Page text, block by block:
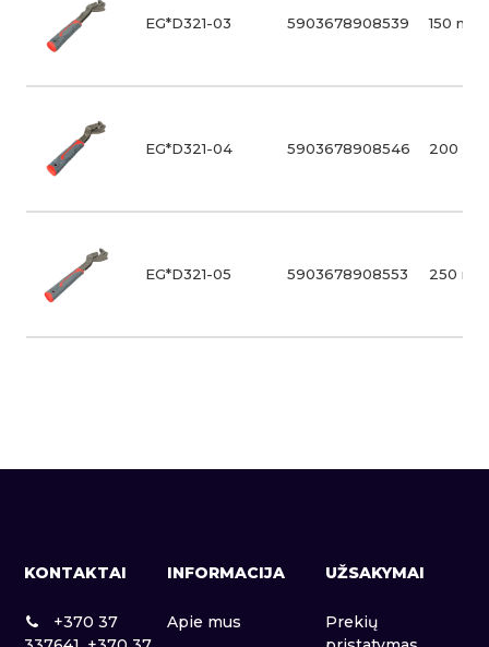
EG*D321-03 5903678908539 150
EG*D321-04 5903678908546 200
EG*D321-05 5903678908553 250
KONTAKTAI
+370 37
INFORMACIJA
Apie mus
UŽSAKYMAI
Prekių